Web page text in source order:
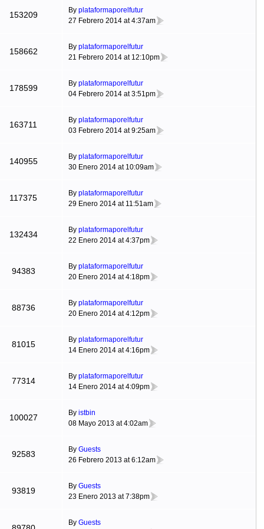
153209 By plataformaporelfutur
27 Febrero 2014 at 4:37am
158662 By plataformaporelfutur
21 Febrero 2014 at 12:10pm
178599 By plataformaporelfutur
04 Febrero 2014 at 3:51pm
163711 By plataformaporelfutur
03 Febrero 2014 at 9:25am
140955 By plataformaporelfutur
30 Enero 2014 at 10:09am
117375 By plataformaporelfutur
29 Enero 2014 at 11:51am
132434 By plataformaporelfutur
22 Enero 2014 at 4:37pm
94383 By plataformaporelfutur
20 Enero 2014 at 4:18pm
88736 By plataformaporelfutur
20 Enero 2014 at 4:12pm
81015 By plataformaporelfutur
14 Enero 2014 at 4:16pm
77314 By plataformaporelfutur
14 Enero 2014 at 4:09pm
100027 By istbin
08 Mayo 2013 at 4:02am
92583 By Guests
26 Febrero 2013 at 6:12am
93819 By Guests
23 Enero 2013 at 7:38pm
By Guests